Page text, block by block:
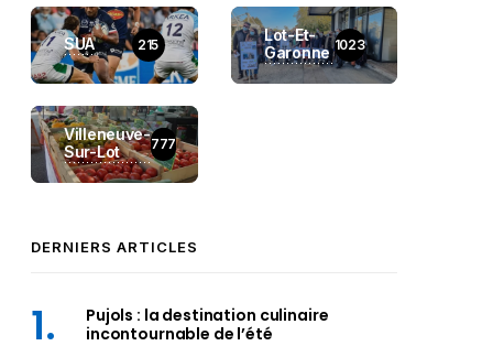
SUA 215
Lot-Et-
Garonne 1023
Villeneuve-
Sur-Lot
777
DERNIERS ARTICLES
Pujols : la destination culinaire
incontournable de l’été